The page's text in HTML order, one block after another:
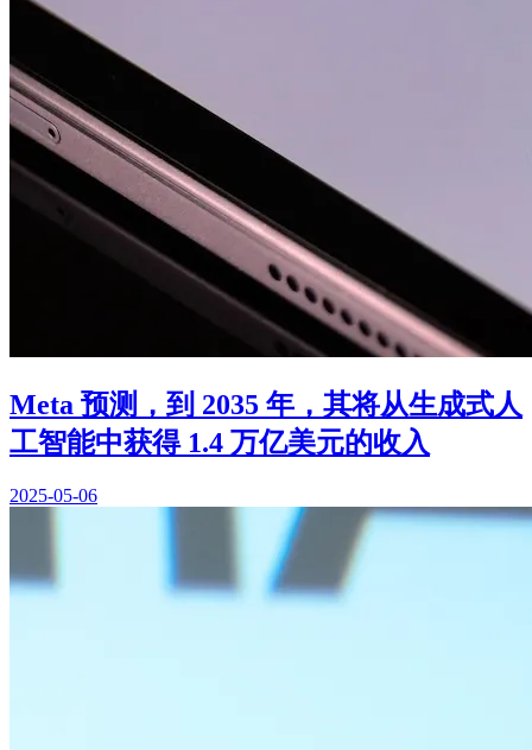
Meta 预测，到 2035 年，其将从生成式人
工智能中获得 1.4 万亿美元的收入
2025-05-06